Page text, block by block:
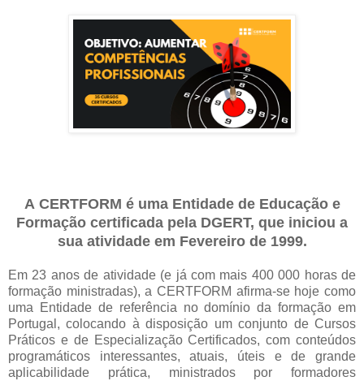
A CERTFORM é uma Entidade de Educação e
Formação certificada pela DGERT, que iniciou a
sua atividade em Fevereiro de 1999.
Em 23 anos de atividade (e já com mais 400 000 horas de
formação ministradas), a CERTFORM afirma-se hoje como
uma Entidade de referência no domínio da formação em
Portugal, colocando à disposição um conjunto de Cursos
Práticos e de Especialização Certificados, com conteúdos
programáticos interessantes, atuais, úteis e de grande
aplicabilidade prática, ministrados por formadores